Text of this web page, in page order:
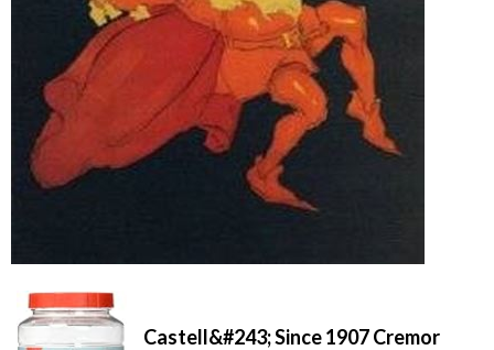
Castell&#243; Since 1907 Cremor